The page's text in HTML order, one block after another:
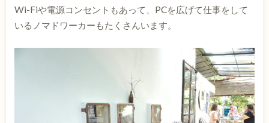
Wi-Fiや電源コンセントもあって、PCを広げて仕事をして
いるノマドワーカーもたくさんいます。